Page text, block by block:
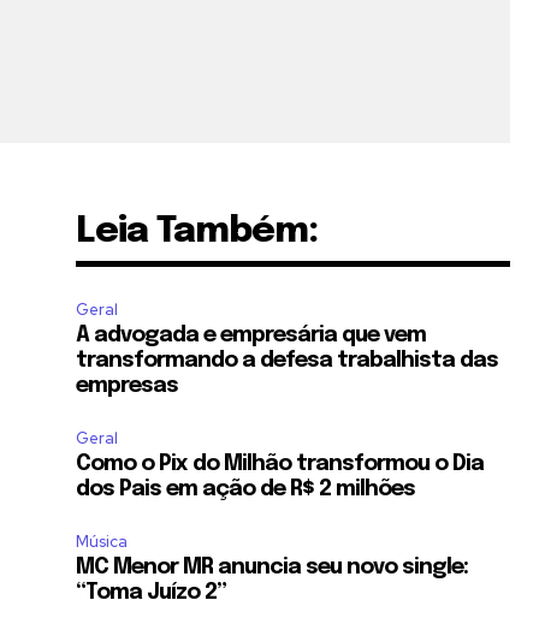
Leia Também:
Geral
A advogada e empresária que vem
transformando a defesa trabalhista das
empresas
Geral
Como o Pix do Milhão transformou o Dia
dos Pais em ação de R$ 2 milhões
Música
MC Menor MR anuncia seu novo single:
“Toma Juízo 2”